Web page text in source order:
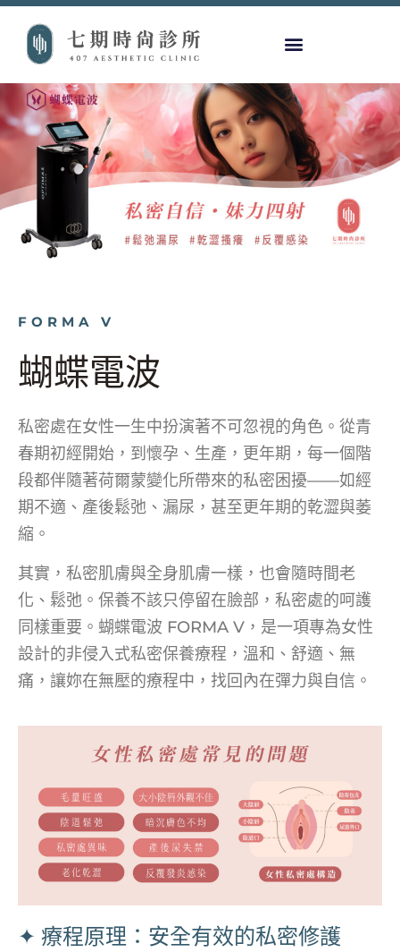
FORMA V
蝴蝶電波
私密處在女性一生中扮演著不可忽視的角色。從青
春期初經開始，到懷孕、生產，更年期，每一個階
段都伴隨著荷爾蒙變化所帶來的私密困擾——如經
期不適、產後鬆弛、漏尿，甚至更年期的乾澀與萎
縮。
其實，私密肌膚與全身肌膚一樣，也會隨時間老
化、鬆弛。保養不該只停留在臉部，私密處的呵護
同樣重要。蝴蝶電波 FORMA V，是一項專為女性
設計的非侵入式私密保養療程，溫和、舒適、無
痛，讓妳在無壓的療程中，找回內在彈力與自信。
✦ 療程原理：安全有效的私密修護